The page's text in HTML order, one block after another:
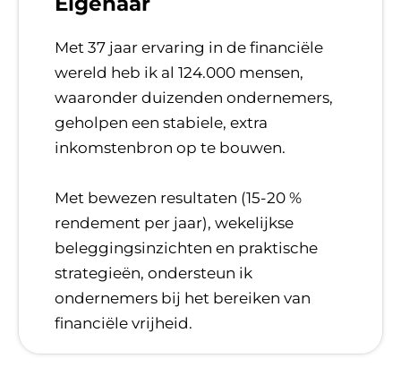
Met 37 jaar ervaring in de financiële
wereld heb ik al 124.000 mensen,
waaronder duizenden ondernemers,
geholpen een stabiele, extra
inkomstenbron op te bouwen.
​Met bewezen resultaten (15-20 %
rendement per jaar), wekelijkse
beleggingsinzichten en praktische
strategieën, ondersteun ik
ondernemers bij het bereiken van
financiële vrijheid.